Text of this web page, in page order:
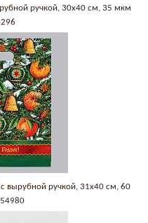
ручкой, 30х40 см, 35 мкм
вырубной ручкой, 31х40 см, 60